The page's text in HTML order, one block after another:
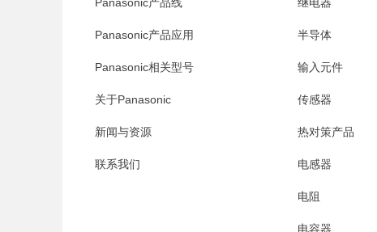
Panasonic产品应用
Panasonic相关型号
关于Panasonic
新闻与资源
联系我们
半导体
输入元件
传感器
热对策产品
电感器
电阻
电容器